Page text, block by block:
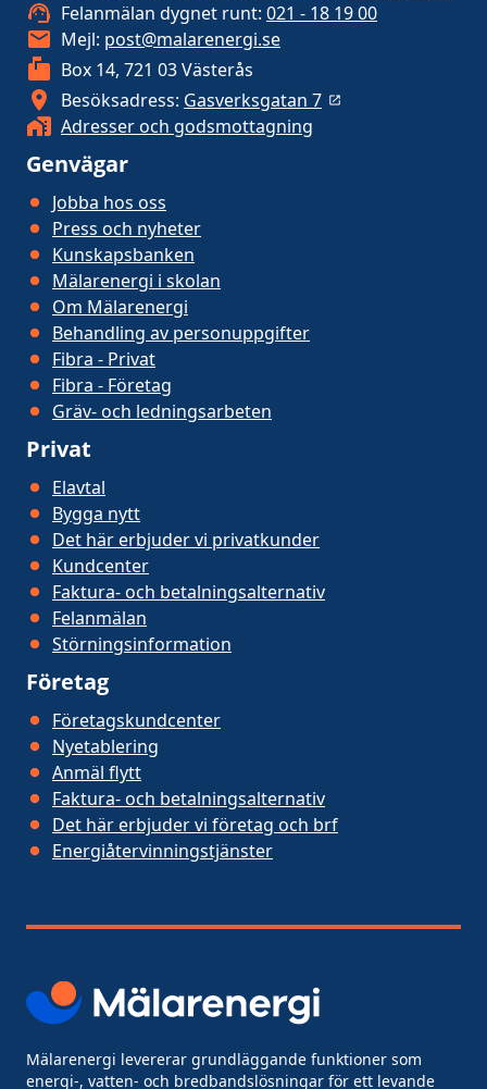
Felanmälan dygnet runt: 021 - 18 19 00
Mejl: post@malarenergi.se
Box 14, 721 03 Västerås
Besöksadress: Gasverksgatan 7
Adresser och godsmottagning
Genvägar
Jobba hos oss
Press och nyheter
Kunskapsbanken
Mälarenergi i skolan
Om Mälarenergi
Behandling av personuppgifter
Fibra - Privat
Fibra - Företag
Gräv- och ledningsarbeten
Privat
Elavtal
Bygga nytt
Det här erbjuder vi privatkunder
Kundcenter
Faktura- och betalningsalternativ
Felanmälan
Störningsinformation
Företag
Företagskundcenter
Nyetablering
Anmäl flytt
Faktura- och betalningsalternativ
Det här erbjuder vi företag och brf
Energiåtervinningstjänster
Mälarenergi levererar grundläggande funktioner som
energi-, vatten- och bredbandslösningar för ett levande